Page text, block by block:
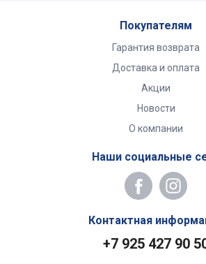
Покупателям
Гарантия возврата
Доставка и оплата
Акции
Новости
О компании
Наши социальные
Контактная
+7 925 427 90